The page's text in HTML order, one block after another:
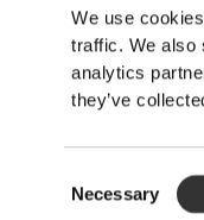
We use
traffic. We also
analytics
they’ve
Selection
Necessary